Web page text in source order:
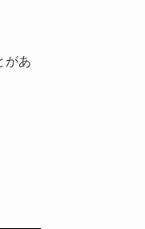
があ